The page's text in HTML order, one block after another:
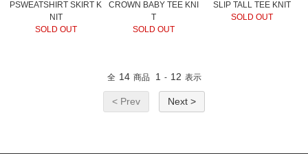
PSWEATSHIRT SKIRT K
NIT
SOLD OUT
CROWN BABY TEE KNI
T
SOLD OUT
SLIP TALL TEE KNIT
SOLD OUT
全 14 商品 1 - 12 表示
< Prev Next >